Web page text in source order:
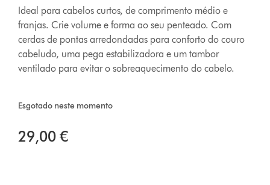
Ideal para cabelos curtos, de comprimento médio e
franjas. Crie volume e forma ao seu penteado. Com
cerdas de pontas arredondadas para conforto do couro
cabeludo, uma pega estabilizadora e um tambor
ventilado para evitar o sobreaquecimento do cabelo.
Esgotado neste momento
29,00 €